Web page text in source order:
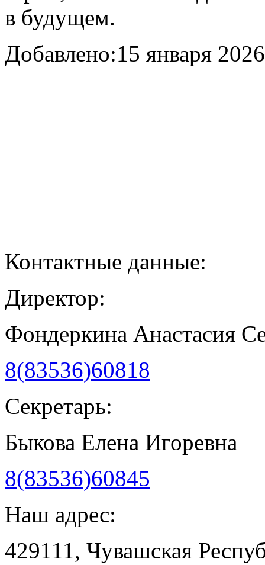
в будущем.
Добавлено:15 января
Контактные данные:
Директор:
Фондеркина Анастасия
8(83536)60818
Секретарь:
Быкова Елена Игоревна
8(83536)60845
Наш адрес:
429111, Чувашская